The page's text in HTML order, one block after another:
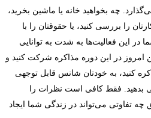
چه بخواهید خانه یا ماشین بخرید،
را بررسی کنید، یا حقوقتان را با
در این فعالیت‌ها به شدت به توانایی
امروز در این دوره مذاکره شرکت کنید و
کنید، به خودتان شانس قابل توجهی
بدهید. فقط کافی است نظرات را
چه تفاوتی می‌تواند در زندگی شما ایجاد